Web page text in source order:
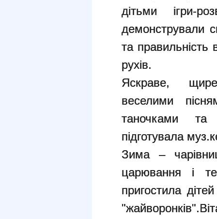
дітьми ігри-
демонстрували
та правильність
рухів.
Яскраве,
веселими
таночками та
підготувала
Зима –
царювання і
пригостила